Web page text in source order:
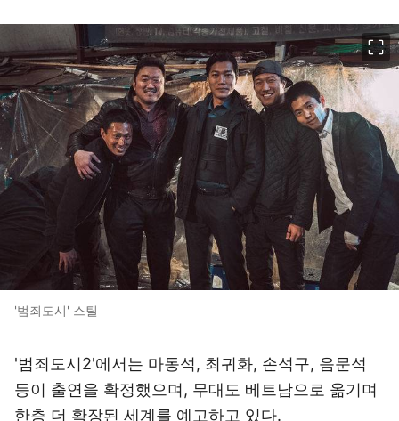
'범죄도시' 스틸
'범죄도시2'에서는 마동석, 최귀화, 손석구, 음문석
등이 출연을 확정했으며, 무대도 베트남으로 옮기며
한층 더 확장된 세계를 예고하고 있다.